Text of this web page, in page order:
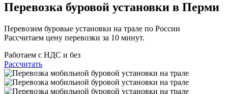
Перевозка буровой установки в Перми
Перевозим буровые установки на трале по России
Рассчитаем цену перевозки за 10 минут.
Работаем с НДС и без
Рассчитать